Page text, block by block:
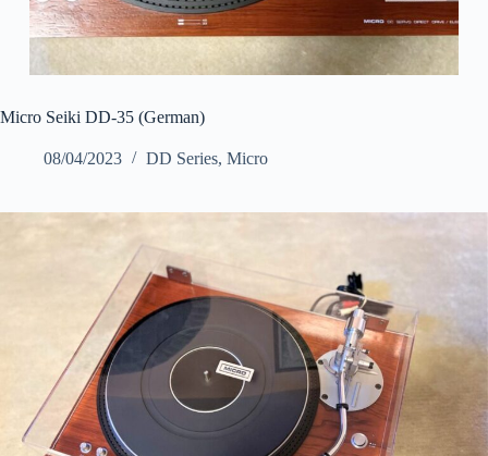
Micro Seiki DD-35 (German)
08/04/2023 DD Series, Micro